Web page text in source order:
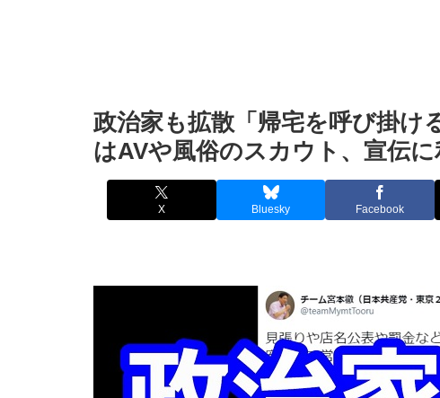
政治家も拡散「帰宅を呼び掛
はAVや風俗のスカウト、宣伝
X Bluesky Facebook